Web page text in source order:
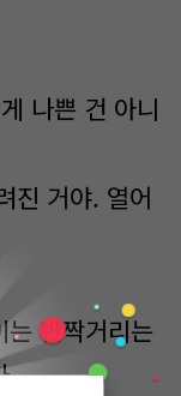
나쁜 건 아니
진 거야. 열어
반짝거리는
.